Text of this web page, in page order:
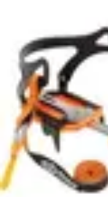
Tendencias
Estilo Para Todos